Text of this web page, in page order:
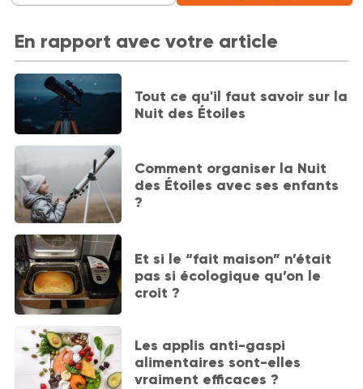
En rapport avec votre article
Tout ce qu'il faut savoir sur la
Nuit des Étoiles
Comment organiser la Nuit
des Étoiles avec ses enfants
?
Et si le “fait maison” n’était
pas si écologique qu’on le
croit ?
Les applis anti-gaspi
alimentaires sont-elles
vraiment efficaces ?